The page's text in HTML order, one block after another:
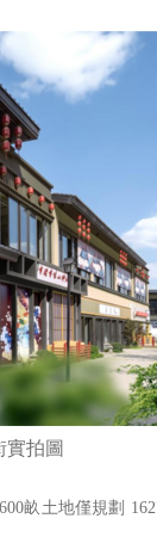
拍圖
600畝土地僅規劃